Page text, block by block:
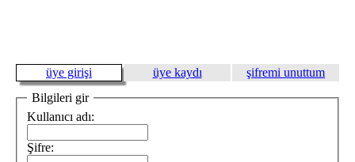
üye girişi üye kaydı
şifremi unuttum
Bilgileri gir
Kullanıcı adı:
Şifre: